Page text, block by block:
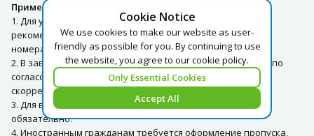
Примечание:
1. Для улучшения организации экскурсионной поездки,
рекомендуем при бронировании указывать контактные
номера телефонов Гостей.
2. В зависимости от погодных условий в день экскурсии и по
согласованию с группой маршрут программы может быть
скорректирован.
3. Для въезда в пограничную зону наличие паспорта РФ
обязательно.
4. Иностранным гражданам требуется оформление пропуска,
Cookie Notice
We use cookies to make our website as user-
friendly as possible for you. By continuing to use
the website, you agree to our cookie policy.
Only Essential Cookies
Accept All